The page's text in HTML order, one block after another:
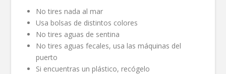
No tires nada al mar
Usa bolsas de distintos colores
No tires aguas de sentina
No tires aguas fecales, usa las máquinas del
puerto
Si encuentras un plástico, recógelo